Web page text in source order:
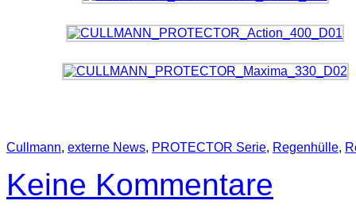
Cullmann, externe News, PROTECTOR Serie, Regenhülle,
Keine Kommentare